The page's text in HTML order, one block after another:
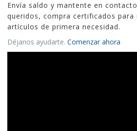
Envía saldo y mantente en
queridos, compra certificados para
artículos de primera necesidad.
Déjanos ayudarte. Comenzar ahora